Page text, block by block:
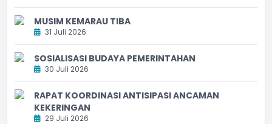
MUSIM KEMARAU TIBA
31 Juli 2026
SOSIALISASI BUDAYA PEMERINTAHAN
30 Juli 2026
RAPAT KOORDINASI ANTISIPASI ANCAMAN
KEKERINGAN
29 Juli 2026